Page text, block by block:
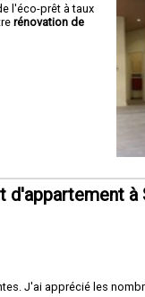
l'éco-prêt à taux
rénovation de
d'appartement
J'ai apprécié les